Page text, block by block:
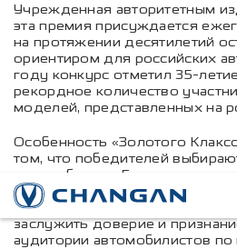
Учрежденная авторитетным
эта премия присуждается
на протяжении десятилетий
ориентиром для российских
году конкурс отметил 35-
рекордное количество
моделей, представленных на
Особенность «Золотого
том, что победителей
автолюбители. Голосование
поэтому премия по праву
выбором. Получить такую
заслужить доверие и
аудитории автомобилистов по